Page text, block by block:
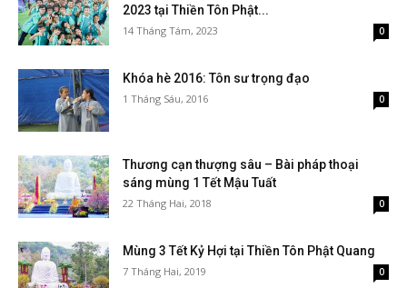
2023 tại Thiền Tôn Phật...
14 Tháng Tám, 2023 0
Khóa hè 2016: Tôn sư trọng đạo
1 Tháng Sáu, 2016 0
Thương cạn thượng sâu – Bài pháp thoại
sáng mùng 1 Tết Mậu Tuất
22 Tháng Hai, 2018 0
Mùng 3 Tết Kỷ Hợi tại Thiền Tôn Phật Quang
7 Tháng Hai, 2019 0